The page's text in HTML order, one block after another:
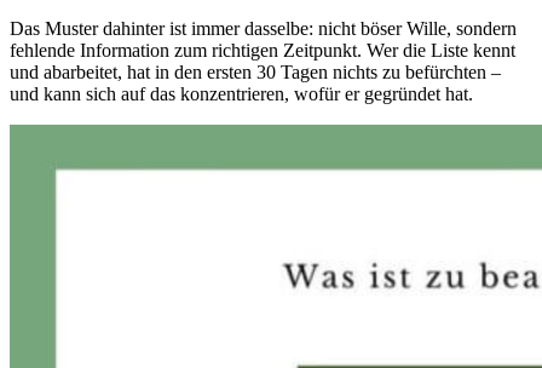
Das Muster dahinter ist immer dasselbe: nicht böser Wille, sondern
fehlende Information zum richtigen Zeitpunkt. Wer die Liste kennt
und abarbeitet, hat in den ersten 30 Tagen nichts zu befürchten –
und kann sich auf das konzentrieren, wofür er gegründet hat.